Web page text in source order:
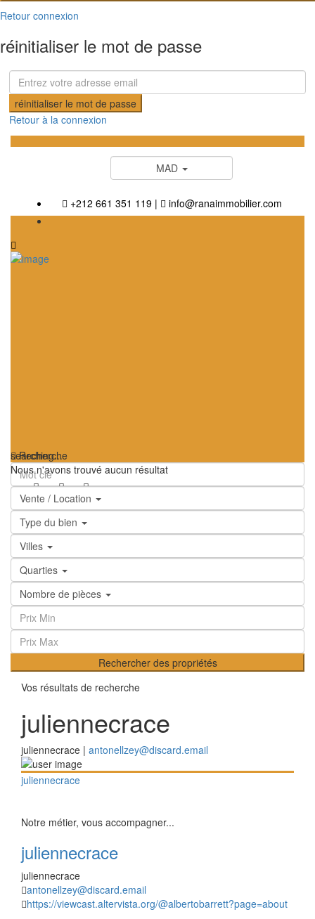
Retour connexion
réinitialiser le mot de passe
réinitialiser le mot de passe
Retour à la connexion
MAD
+212 661 351 119| info@ranaimmobilier.com
searching...
Nous n'avons trouvé aucun résultat
Recherche
Vente / Location
Type du bien
Villes
Quarties
Nombre de pièces
Rechercher des propriétés
Vos résultats de recherche
juliennecrace
juliennecrace | antonellzey@discard.email
juliennecrace
Notre métier, vous accompagner...
juliennecrace
juliennecrace
antonellzey@discard.email
https://viewcast.altervista.org/@albertobarrett?page=about